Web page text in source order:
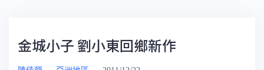
金城小子 劉小東回鄉新作